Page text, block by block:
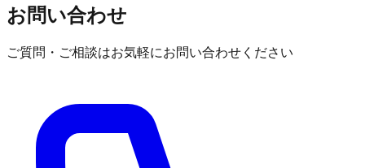
お問い合わせ
ご質問・ご相談はお気軽にお問い合わせください